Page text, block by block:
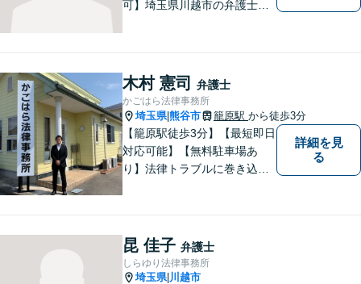
可】埼玉県川越市の弁護士で
軽にご相談ください。
木村 憲司 弁護士
かごはら法律事務所
埼玉県|熊谷市 籠原駅 から徒歩3分
【籠原駅徒歩3分】【最短即日
対応可能】【無料駐車場あ
り】法律トラブルに巻き込ま
解決の鍵です。お困りごとが
ございましたら、お気軽にご
相談ください。
詳細を見
る
昆 佳子 弁護士
しらゆり法律事務所
埼玉県| 川越市